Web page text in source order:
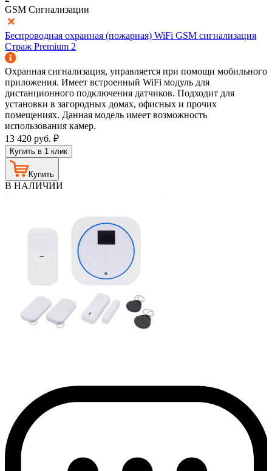
GSM Сигнализации
Беспроводная охранная (пожарная) WiFi GSM сигнализация
Страж Premium 2
Охранная сигнализация, управляется при помощи мобильного
приложения. Имеет встроенный WiFi модуль для
дистанционного подключения датчиков. Подходит для
установки в загородных домах, офисных и прочих
помещениях. Данная модель имеет возможность
использования камер.
13 420 руб. ₽
Купить в 1 клик
Купить
В НАЛИЧИИ